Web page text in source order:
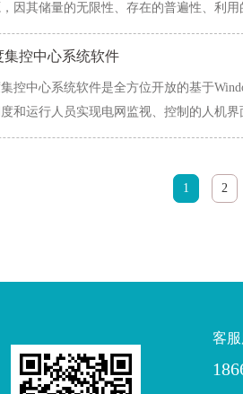
因其储量的无限性、存在的普遍性、利
业、积极开发太阳能、风能，在全球范
集控中心系统软件
控中心系统软件是全方位开放的基于
和运行人员实现电网监视、控制的人机
追忆等应用功能。主要应用于国内县级
1 2
客服